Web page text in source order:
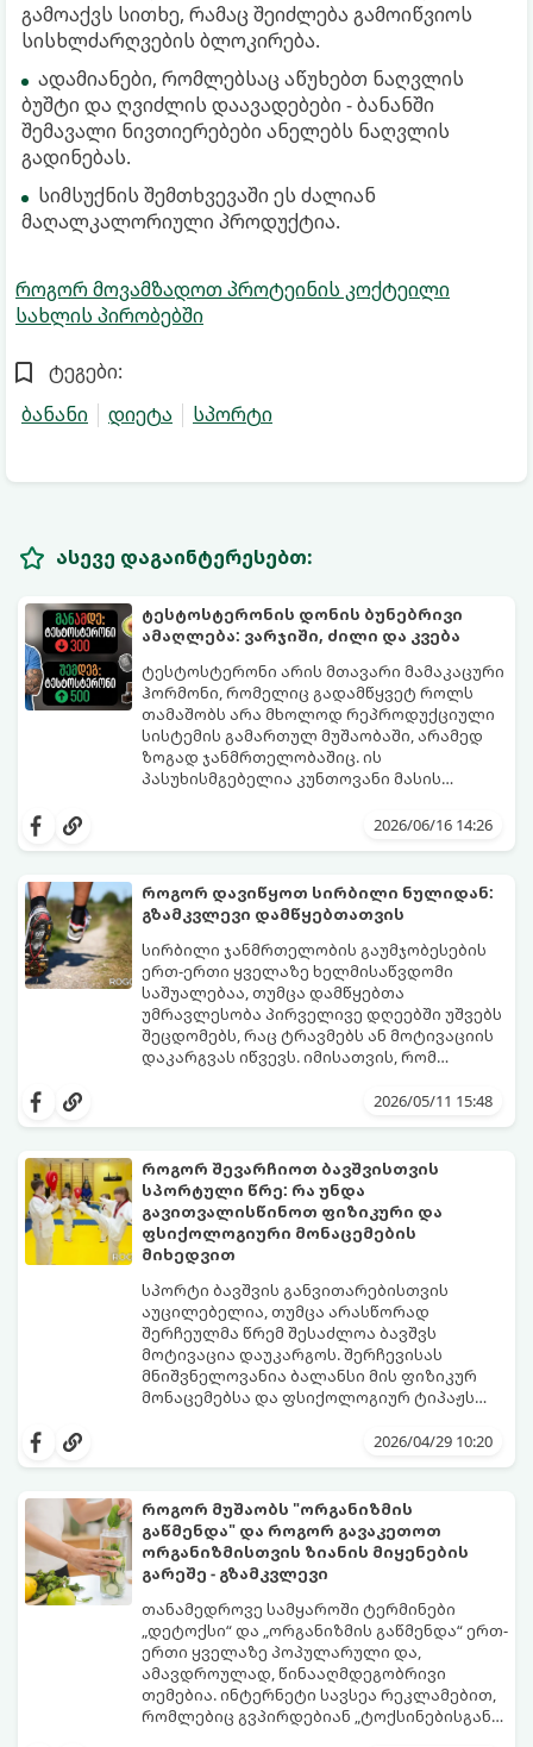
გამოაქვს სითხე, რამაც შეიძლება გამოიწვიოს
სისხლძარღვების ბლოკირება.
ადამიანები, რომლებსაც აწუხებთ ნაღვლის
ბუშტი და ღვიძლის დაავადებები - ბანანში
შემავალი ნივთიერებები ანელებს ნაღვლის
გადინებას.
სიმსუქნის შემთხვევაში ეს ძალიან
მაღალკალორიული პროდუქტია.
როგორ მოვამზადოთ პროტეინის კოქტეილი
სახლის პირობებში
ტეგები:
ბანანი
დიეტა სპორტი
ასევე დაგაინტერესებთ:
ტესტოსტერონის დონის ბუნებრივი
ამაღლება: ვარჯიში, ძილი და კვება
ტესტოსტერონი არის მთავარი მამაკაცური
ჰორმონი, რომელიც გადამწყვეტ როლს
თამაშობს არა მხოლოდ რეპროდუქციული
სისტემის გამართულ მუშაობაში, არამედ
ზოგად ჯანმრთელობაშიც. ის
პასუხისმგებელია კუნთოვანი მასის
დონეზე, გუნება-განწყობაზე,
ორგანიზმში ტესტოსტერონის დონე
თანამედროვე სტრესული ცხოვრების წესი,
არასწორი კვება და უმოძრაობა ამ პროცესს
კატასტროფულად აჩქარებს. დაბალი
ტესტოსტერონი იწვევს მუდმივ
დაღლილობას, დეპრესიას, კუნთების
განლევასა და ცხიმის დაგროვებას მუცლის
არეში.
სინთეტიკური ჰორმონალური თერაპიის
დაწყებამდე, რომელსაც ხშირად
სერიოზული გვერდითი ეფექტები აქვს,
უმჯობესია ორგანიზმს ტესტოსტერონის
გამომუშავებაში ბუნებრივი, მეცნიერულად
დადასტურებული გზებით დაეხმაროთ.
წარმოგიდგენთ ტესტოსტერონის
2026/06/16 14:26
როგორ დავიწყოთ სირბილი ნულიდან:
გზამკვლევი დამწყებთათვის
სირბილი ჯანმრთელობის გაუმჯობესების
ერთ-ერთი ყველაზე ხელმისაწვდომი
საშუალებაა, თუმცა დამწყებთა
უმრავლესობა პირველივე დღეებში უშვებს
შეცდომებს, რაც ტრავმებს ან მოტივაციის
დაკარგვას იწვევს. იმისათვის, რომ
ნაწილად იქცეს, მიჰყევით ამ ინსტრუქციას:
2026/05/11 15:48
როგორ შევარჩიოთ ბავშვისთვის
სპორტული წრე: რა უნდა
გავითვალისწინოთ ფიზიკური და
ფსიქოლოგიური მონაცემების
მიხედვით
სპორტი ბავშვის განვითარებისთვის
აუცილებელია, თუმცა არასწორად
შერჩეულმა წრემ შესაძლოა ბავშვს
მოტივაცია დაუკარგოს. შერჩევისას
მნიშვნელოვანია ბალანსი მის ფიზიკურ
მონაცემებსა და ფსიქოლოგიურ ტიპაჟს
2026/04/29 10:20
როგორ მუშაობს "ორგანიზმის
გაწმენდა" და როგორ გავაკეთოთ
ორგანიზმისთვის ზიანის მიყენების
გარეშე - გზამკვლევი
თანამედროვე სამყაროში ტერმინები
„დეტოქსი“ და „ორგანიზმის გაწმენდა“ ერთ-
ერთი ყველაზე პოპულარული და,
ამავდროულად, წინააღმდეგობრივი
თემებია. ინტერნეტი სავსეა რეკლამებით,
რომლებიც გვპირდებიან „ტოქსინებისგან